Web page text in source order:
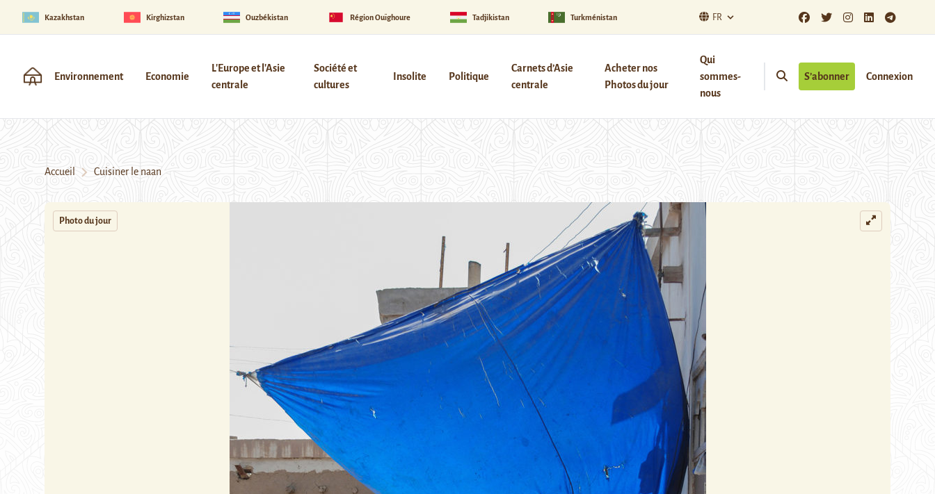
Kazakhstan Kirghizstan Ouzbékistan Région Ouïghoure Tadjikistan Turkménistan FR
Environnement Economie
L'Europe et l'Asie
centrale
Société et
cultures
Insolite Politique
Carnets d’Asie
centrale
Acheter nos
Photos du jour
Qui
sommes-
nous
S’abonner Connexion
Accueil Cuisiner le naan
Photo du jour